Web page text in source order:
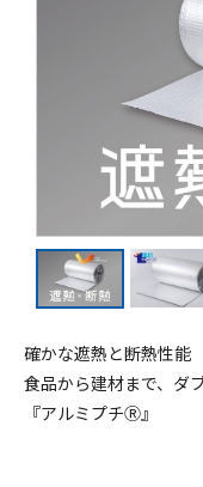
採用情報
お問い合わせ
確かな遮熱と断熱性能
食品から建材まで、ダ
『アルミプチⓇ』